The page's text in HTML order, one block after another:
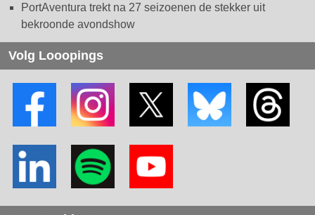
PortAventura trekt na 27 seizoenen de stekker uit
bekroonde avondshow
Volg Looopings